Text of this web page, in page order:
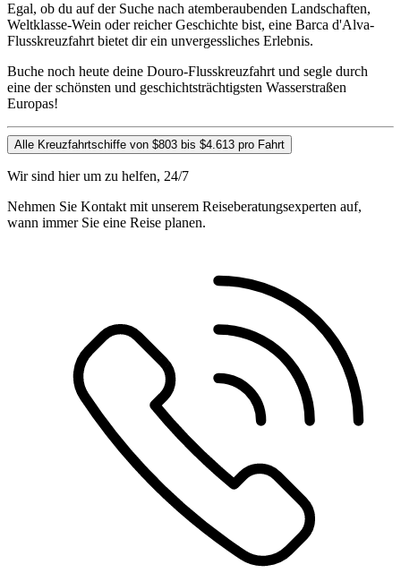
Egal, ob du auf der Suche nach atemberaubenden Landschaften,
Weltklasse-Wein oder reicher Geschichte bist, eine Barca d'Alva-
Flusskreuzfahrt bietet dir ein unvergessliches Erlebnis.
Buche noch heute deine Douro-Flusskreuzfahrt und segle durch
eine der schönsten und geschichtsträchtigsten Wasserstraßen
Europas!
Alle Kreuzfahrtschiffe von $803 bis $4.613 pro Fahrt
Wir sind hier um zu helfen, 24/7
Nehmen Sie Kontakt mit unserem Reiseberatungsexperten auf,
wann immer Sie eine Reise planen.